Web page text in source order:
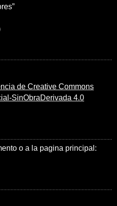
de Creative Commons
SinObraDerivada 4.0
o a la pagina principal: